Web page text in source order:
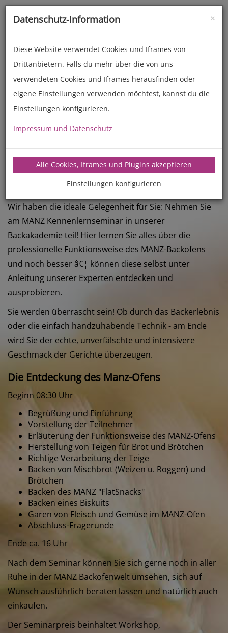
Toggle
MANZ Kennenlern-
Seminar
möchten sich aktiv von den Back- und
Kochergebnissen des MANZ-Backofens überzeugen
Wir haben die ideale Gelegenheit für Sie: Nehmen Sie
am MANZ Kennenlernseminar in unserer
Backakademie teil! Hier lernen Sie alles über die
professionelle Funktionsweise des MANZ-Backofens
und noch besser â€¦ können diese selbst unter
Anleitung unserer Experten entdecken und
ausprobieren.
Sie werden überrascht sein! Ob durch das Backerlebnis
oder die einfach handzuhabende Technik - am Ende
wird Sie der echte, unverfälschte und intensivere
Geschmack der Gerichte überzeugen.
Die Entdeckung des Manz-Ofens
Beginn 08:30 Uhr
Begrüßung und Einführung
Vorstellung der Teilnehmer
Erläuterung der Funktionsweise des MANZ-Ofens
Herstellung von Teigen für Brot und Brötchen
Richtige Verarbeitung der Teige
Backen von Mischbrot (Weizen u. Roggen) und
Brötchen
Backen des MANZ "FlatSnacks"
Backen eines Biskuits
Garen von Fleisch und Gemüse im MANZ-Ofen
Abschluss-Fragerunde
Ende ca. 16 Uhr
Nach dem Seminar können Sie sich gerne noch in aller
Ruhe in der MANZ Backofenwelt umsehen, sich auf
Wunsch ausführlich beraten lassen und natürlich auch
einkaufen.
Der Seminarpreis beinhaltet Workshop,
×
Datenschutz-Information
Diese Website verwendet Cookies und Iframes von
Drittanbietern. Falls du mehr über die von uns
verwendeten Cookies und Iframes herausfinden oder
eigene Einstellungen verwenden möchtest, kannst du die
Einstellungen konfigurieren.
Impressum und Datenschutz
Alle Cookies, Iframes und Plugins akzeptieren
Einstellungen konfigurieren